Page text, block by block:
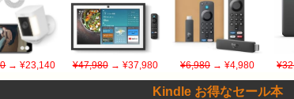
→ ¥23,140 ¥47,980→ ¥37,980 ¥6,980→ ¥4,980
Kindle お得なセール本